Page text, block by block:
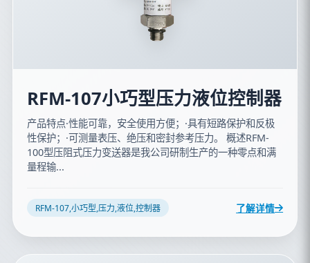
RFM-107小巧型压力液位控制器
产品特点·性能可靠，安全使用方便；·具有短路保护和反极
性保护；·可测量表压、绝压和密封参考压力。 概述RFM-
100型压阻式压力变送器是我公司研制生产的一种零点和满
量程输...
RFM-107,小巧型,压力,液位,控制器 了解详情